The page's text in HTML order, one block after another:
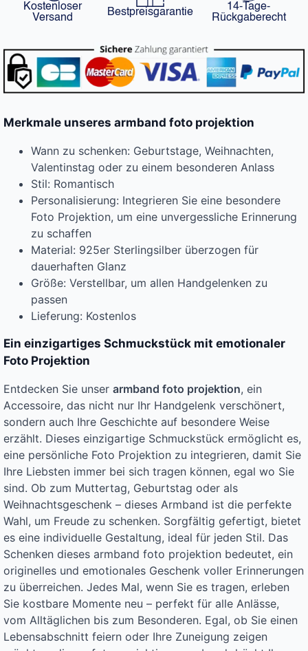
Kostenloser
Versand
Bestpreisgarantie
14-Tage-
Rückgaberecht
Merkmale unseres armband foto projektion
Wann zu schenken: Geburtstage, Weihnachten,
Valentinstag oder zu einem besonderen Anlass
Stil: Romantisch
Personalisierung: Integrieren Sie eine besondere
Foto Projektion, um eine unvergessliche Erinnerung
zu schaffen
Material: 925er Sterlingsilber überzogen für
dauerhaften Glanz
Größe: Verstellbar, um allen Handgelenken zu
passen
Lieferung: Kostenlos
Ein einzigartiges Schmuckstück mit emotionaler
Foto Projektion
Entdecken Sie unser armband foto projektion, ein
Accessoire, das nicht nur Ihr Handgelenk verschönert,
sondern auch Ihre Geschichte auf besondere Weise
erzählt. Dieses einzigartige Schmuckstück ermöglicht es,
eine persönliche Foto Projektion zu integrieren, damit Sie
Ihre Liebsten immer bei sich tragen können, egal wo Sie
sind. Ob zum Muttertag, Geburtstag oder als
Weihnachtsgeschenk – dieses Armband ist die perfekte
Wahl, um Freude zu schenken. Sorgfältig gefertigt, bietet
es eine individuelle Gestaltung, ideal für jeden Stil. Das
Schenken dieses armband foto projektion bedeutet, ein
originelles und emotionales Geschenk voller Erinnerungen
zu überreichen. Jedes Mal, wenn Sie es tragen, erleben
Sie kostbare Momente neu – perfekt für alle Anlässe,
vom Alltäglichen bis zum Besonderen. Egal, ob Sie einen
Lebensabschnitt feiern oder Ihre Zuneigung zeigen